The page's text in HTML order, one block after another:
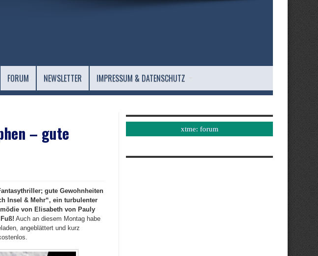
FORUM NEWSLETTER IMPRESSUM & DATENSCHUTZ
– gute
gute Gewohnheiten
Insel & Mehr“, ein turbulenter
von Elisabeth von Pauly
Auch an diesem Montag habe
angeblättert und kurz
xtme: forum